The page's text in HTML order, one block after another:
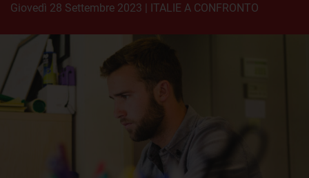
giovedì 28 Settembre 2023 | ITALIE A CONFRONTO